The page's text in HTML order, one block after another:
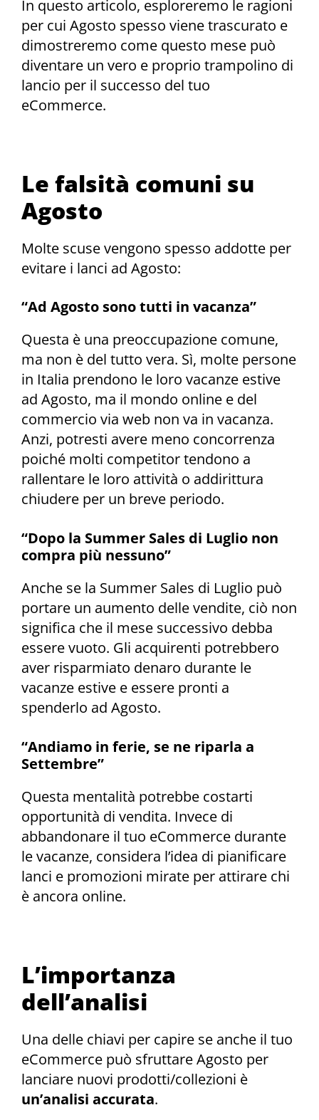
In questo articolo, esploreremo le ragioni
per cui Agosto spesso viene trascurato e
dimostreremo come questo mese può
diventare un vero e proprio trampolino di
lancio per il successo del tuo
eCommerce.
Le falsità comuni su
Agosto
Molte scuse vengono spesso addotte per
evitare i lanci ad Agosto:
“Ad Agosto sono tutti in vacanza”
Questa è una preoccupazione comune,
ma non è del tutto vera. Sì, molte persone
in Italia prendono le loro vacanze estive
ad Agosto, ma il mondo online e del
commercio via web non va in vacanza.
Anzi, potresti avere meno concorrenza
poiché molti competitor tendono a
rallentare le loro attività o addirittura
chiudere per un breve periodo.
“Dopo la Summer Sales di Luglio non
compra più nessuno”
Anche se la Summer Sales di Luglio può
portare un aumento delle vendite, ciò non
significa che il mese successivo debba
essere vuoto. Gli acquirenti potrebbero
aver risparmiato denaro durante le
vacanze estive e essere pronti a
spenderlo ad Agosto.
“Andiamo in ferie, se ne riparla a
Settembre”
Questa mentalità potrebbe costarti
opportunità di vendita. Invece di
abbandonare il tuo eCommerce durante
le vacanze, considera l’idea di pianificare
lanci e promozioni mirate per attirare chi
è ancora online.
L’importanza
dell’analisi
Una delle chiavi per capire se anche il tuo
eCommerce può sfruttare Agosto per
lanciare nuovi prodotti/collezioni è
un’analisi accurata.